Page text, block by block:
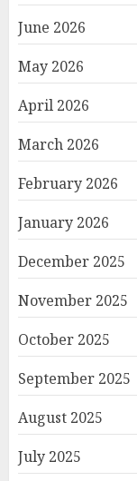
June 2026
May 2026
April 2026
March 2026
February 2026
January 2026
December 2025
November 2025
October 2025
September 2025
August 2025
July 2025